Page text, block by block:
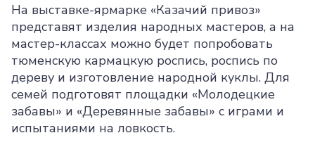
На выставке-ярмарке «Казачий привоз»
представят изделия народных мастеров, а на
мастер-классах можно будет попробовать
тюменскую кармацкую роспись, роспись по
дереву и изготовление народной куклы. Для
семей подготовят площадки «Молодецкие
забавы» и «Деревянные забавы» с играми и
испытаниями на ловкость.